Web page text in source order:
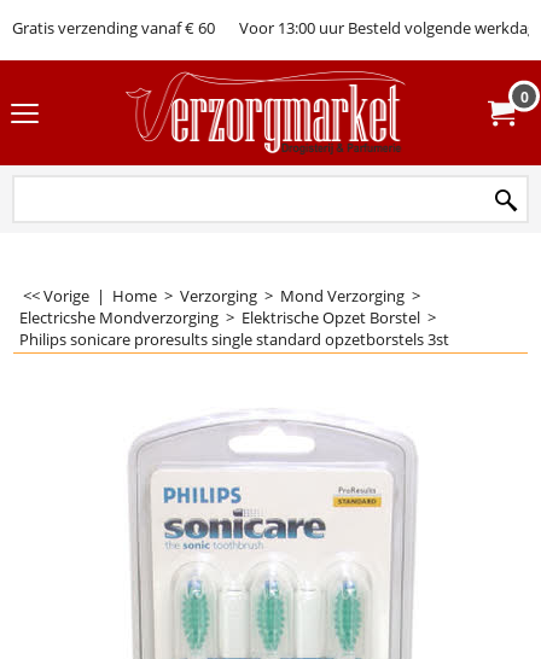
Gratis verzending vanaf € 60 Voor 13:00 uur Besteld volgende werkdag
0
<< Vorige | Home > Verzorging > Mond Verzorging >
Electricshe Mondverzorging > Elektrische Opzet Borstel >
Philips sonicare proresults single standard opzetborstels 3st